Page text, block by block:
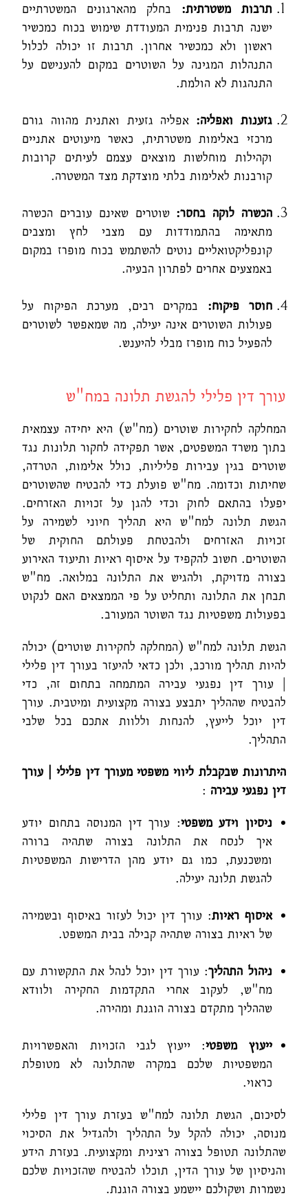
תרבות משטרתית: בחלק מהארגונים המשטרתיים
ישנה תרבות פנימית המעודדת שימוש בכוח כמכשיר
ראשון ולא כמכשיר אחרון. תרבות זו יכולה לכלול
התנהלות המגינה על השוטרים במקום להענישם על
התנהגות לא הולמת.
גזענות ואפליה: אפליה גזעית ואתנית מהווה גורם
מרכזי באלימות משטרתית, כאשר מיעוטים אתניים
וקהילות מוחלשות מוצאים עצמם לעיתים קרובות
קורבנות לאלימות בלתי מוצדקת מצד המשטרה.
הכשרה לוקה בחסר: שוטרים שאינם עוברים הכשרה
מתאימה בהתמודדות עם מצבי לחץ ומצבים
קונפליקטואליים נוטים להשתמש בכוח מופרז במקום
באמצעים אחרים לפתרון הבעיה.
חוסר פיקוח: במקרים רבים, מערכת הפיקוח על
פעולות השוטרים אינה יעילה, מה שמאפשר לשוטרים
להפעיל כוח מופרז מבלי להיענש.
עורך דין פלילי להגשת תלונה במח"ש
המחלקה לחקירות שוטרים (מח"ש) היא יחידה עצמאית
בתוך משרד המשפטים, אשר תפקידה לחקור תלונות נגד
שוטרים בגין עבירות פליליות, כולל אלימות, הטרדה,
שחיתות וכדומה. מח"ש פועלת כדי להבטיח שהשוטרים
יפעלו בהתאם לחוק וכדי להגן על זכויות האזרחים.
הגשת תלונה למח"ש היא תהליך חיוני לשמירה על
זכויות האזרחים ולהבטחת פעולתם החוקית של
השוטרים. חשוב להקפיד על איסוף ראיות ותיעוד האירוע
בצורה מדויקת, ולהגיש את התלונה במלואה. מח"ש
תבחן את התלונה ותחליט על פי הממצאים האם לנקוט
בפעולות משפטיות נגד השוטר המעורב.
הגשת תלונה למח"ש (המחלקה לחקירות שוטרים) יכולה
להיות תהליך מורכב, ולכן כדאי להיעזר בעורך דין פלילי
| עורך דין נפגעי עבירה המתמחה בתחום זה, כדי
להבטיח שההליך יתבצע בצורה מקצועית ומיטבית. עורך
דין יוכל לייעץ, להנחות וללוות אתכם בכל שלבי
התהליך.
היתרונות שבקבלת ליווי משפטי מעורך דין פלילי | עורך
דין נפגעי עבירה :
ניסיון וידע משפטי: עורך דין המנוסה בתחום יודע
איך לנסח את התלונה בצורה שתהיה ברורה
ומשכנעת, כמו גם יודע מהן הדרישות המשפטיות
להגשת תלונה יעילה.
איסוף ראיות: עורך דין יכול לעזור באיסוף ובשמירה
של ראיות בצורה שתהיה קבילה בבית המשפט.
ניהול התהליך: עורך דין יוכל לנהל את התקשורת עם
מח"ש, לעקוב אחרי התקדמות החקירה ולוודא
שההליך מתקדם בצורה הוגנת ומהירה.
ייעוץ משפטי: ייעוץ לגבי הזכויות והאפשרויות
המשפטיות שלכם במקרה שהתלונה לא מטופלת
כראוי.
לסיכום, הגשת תלונה למח"ש בעזרת עורך דין פלילי
מנוסה, יכולה להקל על התהליך ולהגדיל את הסיכוי
שהתלונה תטופל בצורה רצינית ומקצועית. בעזרת הידע
והניסיון של עורך הדין, תוכלו להבטיח שהזכויות שלכם
נשמרות ושקולכם יישמע בצורה הוגנת.